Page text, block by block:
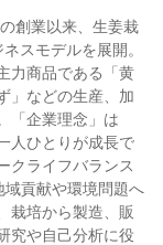
創業以来、生姜栽
スモデルを展開。
力商品である「黄
」などの生産、加
「企業理念」は
人ひとりが成⾧で
クライフバランス
域貢献や環境問題へ
栽培から製造、販
究や自己分析に役